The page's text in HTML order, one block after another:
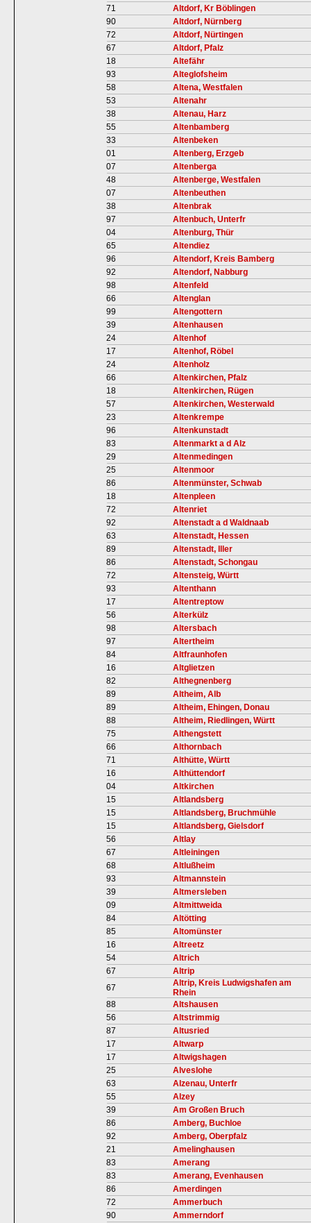
71
Altdorf, Kr Böblingen
90
Altdorf, Nürnberg
72
Altdorf, Nürtingen
67
Altdorf, Pfalz
18
Altefähr
93
Alteglofsheim
58
Altena, Westfalen
53
Altenahr
38
Altenau, Harz
55
Altenbamberg
33
Altenbeken
01
Altenberg, Erzgeb
07
Altenberga
48
Altenberge, Westfalen
07
Altenbeuthen
38
Altenbrak
97
Altenbuch, Unterfr
04
Altenburg, Thür
65
Altendiez
96
Altendorf, Kreis Bamberg
92
Altendorf, Nabburg
98
Altenfeld
66
Altenglan
99
Altengottern
39
Altenhausen
24
Altenhof
17
Altenhof, Röbel
24
Altenholz
66
Altenkirchen, Pfalz
18
Altenkirchen, Rügen
57
Altenkirchen, Westerwald
23
Altenkrempe
96
Altenkunstadt
83
Altenmarkt a d Alz
29
Altenmedingen
25
Altenmoor
86
Altenmünster, Schwab
18
Altenpleen
72
Altenriet
92
Altenstadt a d Waldnaab
63
Altenstadt, Hessen
89
Altenstadt, Iller
86
Altenstadt, Schongau
72
Altensteig, Württ
93
Altenthann
17
Altentreptow
56
Alterkülz
98
Altersbach
97
Altertheim
84
Altfraunhofen
16
Altglietzen
82
Althegnenberg
89
Altheim, Alb
89
Altheim, Ehingen, Donau
88
Altheim, Riedlingen, Württ
75
Althengstett
66
Althornbach
71
Althütte, Württ
16
Althüttendorf
04
Altkirchen
15
Altlandsberg
15
Altlandsberg, Bruchmühle
15
Altlandsberg, Gielsdorf
56
Altlay
67
Altleiningen
68
Altlußheim
93
Altmannstein
39
Altmersleben
09
Altmittweida
84
Altötting
85
Altomünster
16
Altreetz
54
Altrich
67
Altrip
67
Altrip, Kreis Ludwigshafen am
Rhein
88
Altshausen
56
Altstrimmig
87
Altusried
17
Altwarp
17
Altwigshagen
25
Alveslohe
63
Alzenau, Unterfr
55
Alzey
39
Am Großen Bruch
86
Amberg, Buchloe
92
Amberg, Oberpfalz
21
Amelinghausen
83
Amerang
83
Amerang, Evenhausen
86
Amerdingen
72
Ammerbuch
90
Ammerndorf